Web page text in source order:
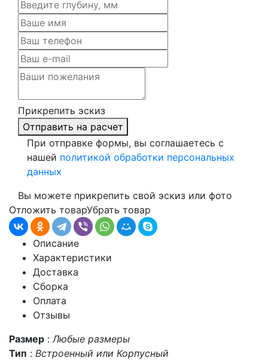
Прикрепить эскиз
Отправить на расчет
При отправке формы, вы соглашаетесь с
нашей политикой обработки персональных
данных
Вы можете прикрепить свой эскиз или фото
Отложить товарУбрать товар
Описание
Характеристики
Доставка
Сборка
Оплата
Отзывы
Размер :Любые размеры
Тип : Встроенный или Корпусный